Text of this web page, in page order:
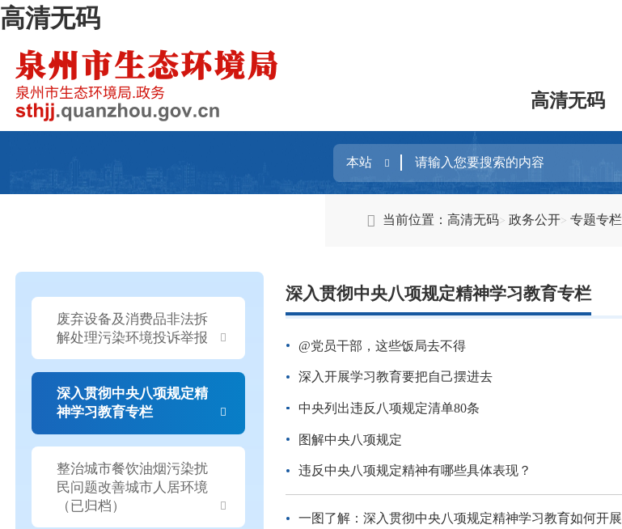
高清无码
高清无码
当前位置： 高清无码 政务公开 专题专栏
废弃设备及消费品非法拆
解处理污染环境投诉举报
深入贯彻中央八项规定精
神学习教育专栏
整治城市餐饮油烟污染扰
民问题改善城市人居环境
（已归档）
深入贯彻中央八项规定精神学习教育专栏
@党员干部，这些饭局去不得
深入开展学习教育要把自己摆进去
中央列出违反八项规定清单80条
图解中央八项规定
违反中央八项规定精神有哪些具体表现？
一图了解：深入贯彻中央八项规定精神学习教育如何开展